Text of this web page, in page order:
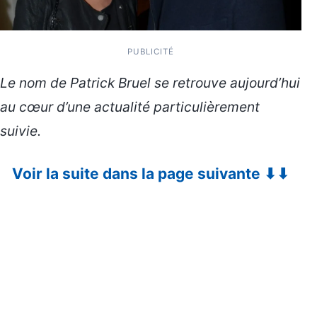
PUBLICITÉ
Le nom de Patrick Bruel se retrouve aujourd’hui
au cœur d’une actualité particulièrement
suivie.
Voir la suite dans la page suivante ⬇⬇